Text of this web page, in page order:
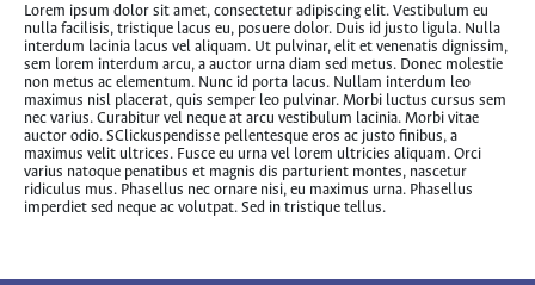
Lorem ipsum dolor sit amet, consectetur adipiscing elit. Vestibulum eu
nulla facilisis, tristique lacus eu, posuere dolor. Duis id justo ligula. Nulla
interdum lacinia lacus vel aliquam. Ut pulvinar, elit et venenatis dignissim,
sem lorem interdum arcu, a auctor urna diam sed metus. Donec molestie
non metus ac elementum. Nunc id porta lacus. Nullam interdum leo
maximus nisl placerat, quis semper leo pulvinar. Morbi luctus cursus sem
nec varius. Curabitur vel neque at arcu vestibulum lacinia. Morbi vitae
auctor odio. SClickuspendisse pellentesque eros ac justo finibus, a
maximus velit ultrices. Fusce eu urna vel lorem ultricies aliquam. Orci
varius natoque penatibus et magnis dis parturient montes, nascetur
ridiculus mus. Phasellus nec ornare nisi, eu maximus urna. Phasellus
imperdiet sed neque ac volutpat. Sed in tristique tellus.